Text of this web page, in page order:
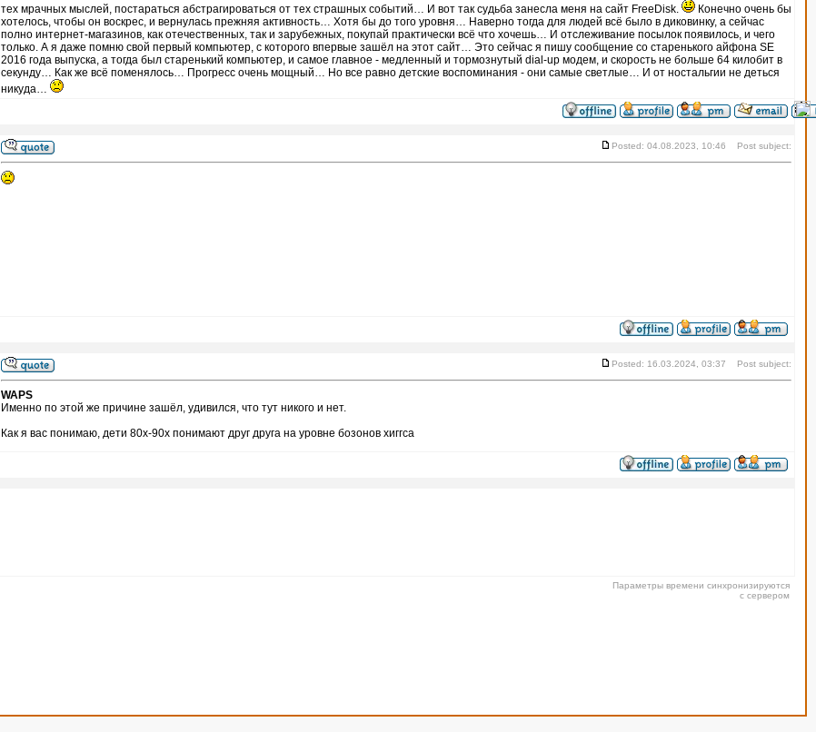
тех мрачных мыслей, постараться абстрагироваться от тех страшных событий… И вот так судьба занесла меня на сайт FreeDisk.
Конечно очень бы
хотелось, чтобы он воскрес, и вернулась прежняя активность… Хотя бы до того уровня… Наверно тогда для людей всё было в диковинку, а сейчас
полно интернет-магазинов, как отечественных, так и зарубежных, покупай практически всё что хочешь… И отслеживание посылок появилось, и чего
только. А я даже помню свой первый компьютер, с которого впервые зашёл на этот сайт… Это сейчас я пишу сообщение со старенького айфона SE
2016 года выпуска, а тогда был старенький компьютер, и самое главное - медленный и тормознутый dial-up модем, и скорость не больше 64 килобит в
секунду… Как же всё поменялось… Прогресс очень мощный… Но все равно детские воспоминания - они самые светлые… И от ностальгии не деться
никуда…
Posted: 04.08.2023, 10:46 Post subject:
Posted: 16.03.2024, 03:37 Post subject:
WAPS
Именно по этой же причине зашёл, удивился, что тут никого и нет.
Как я вас понимаю, дети 80х-90х понимают друг друга на уровне бозонов хиггса
Параметры времени синхронизируются
с сервером